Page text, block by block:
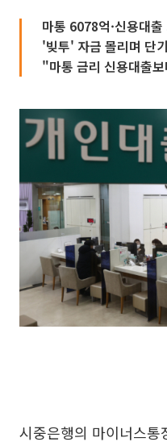
마통 6078억·신용대
'빚투' 자금 몰리며 단
"마통 금리 신용대출
시중은행의 마이너스통